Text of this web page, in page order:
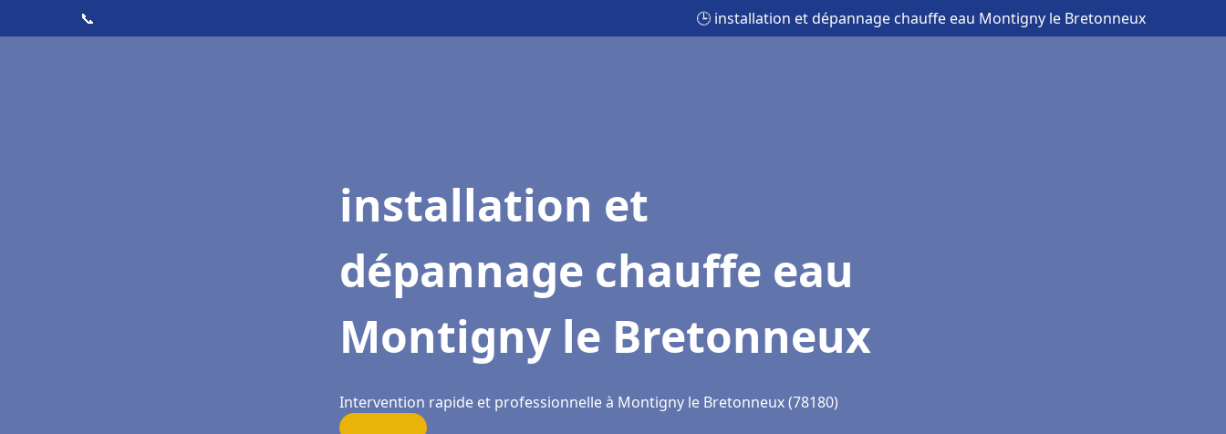
📞 🕒 installation et dépannage chauffe eau Montigny le Bretonneux
installation et
dépannage chauffe eau
Montigny le Bretonneux
Intervention rapide et professionnelle à Montigny le Bretonneux (78180)